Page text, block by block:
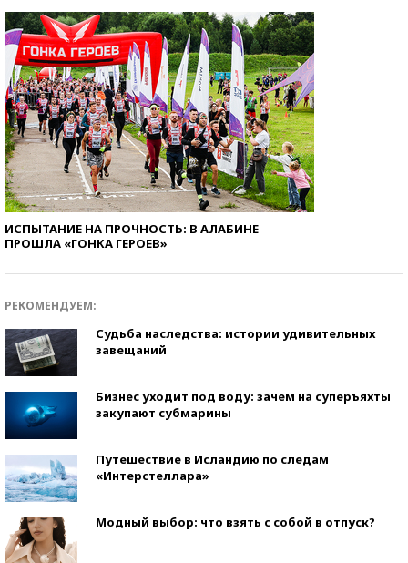
ИСПЫТАНИЕ НА ПРОЧНОСТЬ: В АЛАБИНЕ
ПРОШЛА «ГОНКА ГЕРОЕВ»
РЕКОМЕНДУЕМ:
Судьба наследства: истории удивительных
завещаний
Бизнес уходит под воду: зачем на суперъяхты
закупают субмарины
Путешествие в Исландию по следам
«Интерстеллара»
Модный выбор: что взять с собой в отпуск?